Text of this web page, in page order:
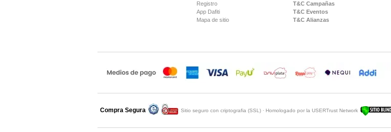
Registro
App Dafiti
Mapa de sitio
T&C Campañas
T&C Eventos
T&C Alianzas
Compra Segura
Compra asegurada por Sitio seguro con criptografia (SSL) · Homologado por la USERTrust Network
Sitio Blindado